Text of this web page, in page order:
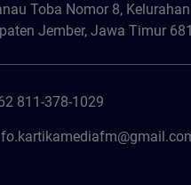
Toba Nomor 8,
Jember, Jawa Timur
811-378-1029